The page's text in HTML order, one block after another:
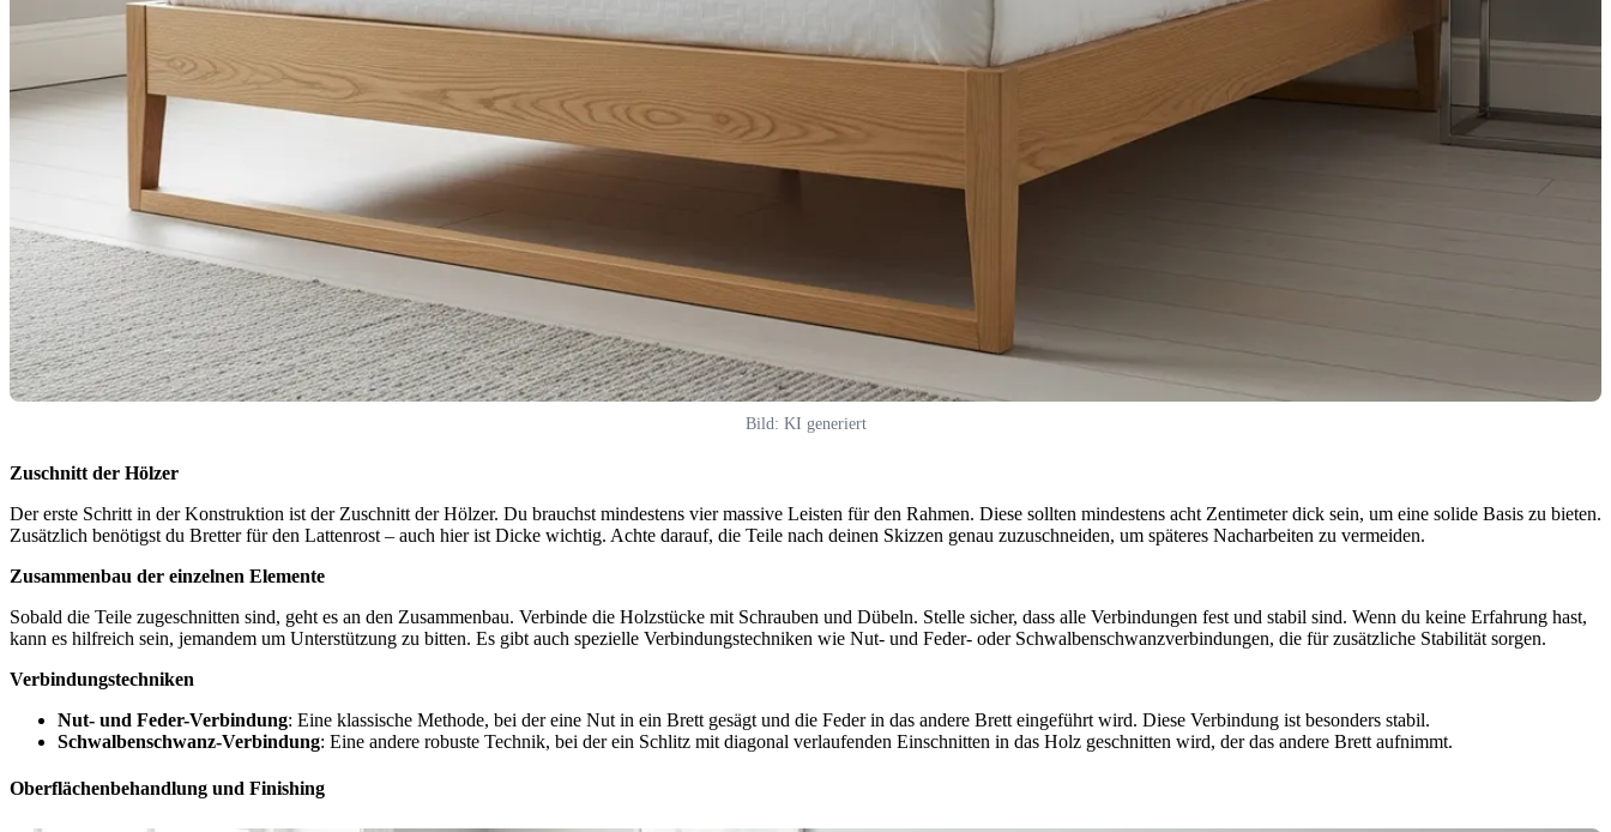
Bild: KI generiert
Zuschnitt der Hölzer
Der erste Schritt in der Konstruktion ist der Zuschnitt der Hölzer. Du brauchst mindestens vier massive Leisten für den Rahmen. Diese sollten mindestens acht Zentimeter dick sein, um eine solide Basis zu bieten.
Zusätzlich benötigst du Bretter für den Lattenrost – auch hier ist Dicke wichtig. Achte darauf, die Teile nach deinen Skizzen genau zuzuschneiden, um späteres Nacharbeiten zu vermeiden.
Zusammenbau der einzelnen Elemente
Sobald die Teile zugeschnitten sind, geht es an den Zusammenbau. Verbinde die Holzstücke mit Schrauben und Dübeln. Stelle sicher, dass alle Verbindungen fest und stabil sind. Wenn du keine Erfahrung hast,
kann es hilfreich sein, jemandem um Unterstützung zu bitten. Es gibt auch spezielle Verbindungstechniken wie Nut- und Feder- oder Schwalbenschwanzverbindungen, die für zusätzliche Stabilität sorgen.
Verbindungstechniken
Nut- und Feder-Verbindung: Eine klassische Methode, bei der eine Nut in ein Brett gesägt und die Feder in das andere Brett eingeführt wird. Diese Verbindung ist besonders stabil.
Schwalbenschwanz-Verbindung: Eine andere robuste Technik, bei der ein Schlitz mit diagonal verlaufenden Einschnitten in das Holz geschnitten wird, der das andere Brett aufnimmt.
Oberflächenbehandlung und Finishing